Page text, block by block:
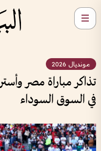
مونديال 2026
في السوق السوداء